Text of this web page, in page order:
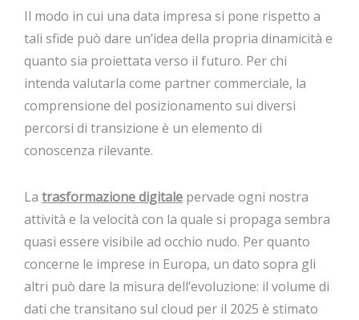
Il modo in cui una data impresa si pone rispetto a
tali sfide può dare un’idea della propria dinamicità e
quanto sia proiettata verso il futuro. Per chi
intenda valutarla come partner commerciale, la
comprensione del posizionamento sui diversi
percorsi di transizione è un elemento di
conoscenza rilevante.
La trasformazione digitale pervade ogni nostra
attività e la velocità con la quale si propaga sembra
quasi essere visibile ad occhio nudo. Per quanto
concerne le imprese in Europa, un dato sopra gli
altri può dare la misura dell’evoluzione: il volume di
dati che transitano sul cloud per il 2025 è stimato